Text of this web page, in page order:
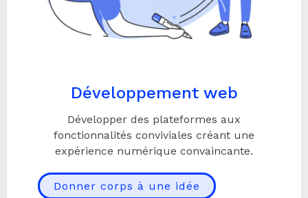
Développement web
Développer des plateformes aux
fonctionnalités conviviales créant une
expérience numérique convaincante.
Donner corps à une idée